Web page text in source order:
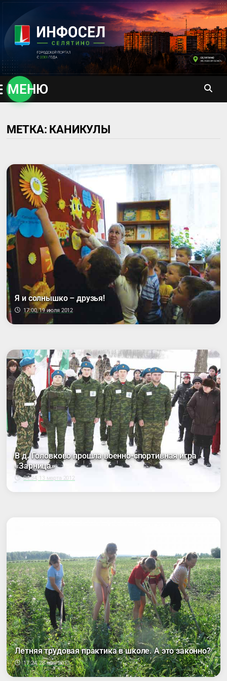
содержимому
МЕНЮ
МЕТКА: КАНИКУЛЫ
Я и солнышко – друзья!
17:00, 19 июля 2012
В д. Головково прошла военно-спортивная игра
«Зарница»
04:34, 13 марта 2012
Летняя трудовая практика в школе. А это законно?
17:24, 28 мая 2010